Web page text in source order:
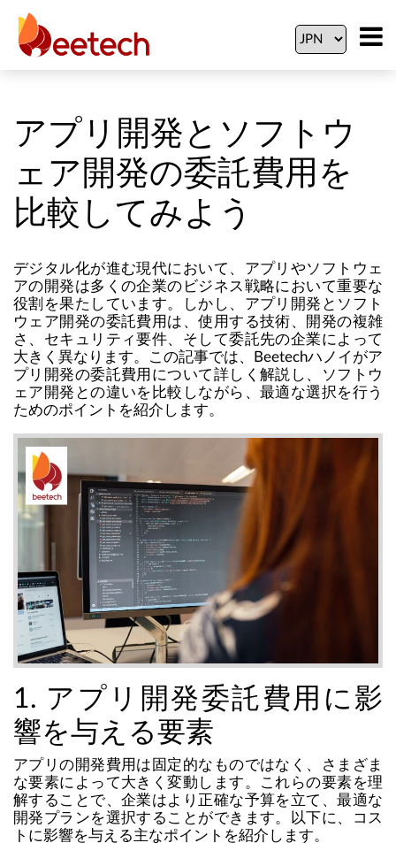
アプリ開発とソフトウ
ェア開発の委託費用を
比較してみよう
デジタル化が進む現代において、アプリやソフトウェ
アの開発は多くの企業のビジネス戦略において重要な
役割を果たしています。しかし、アプリ開発とソフト
ウェア開発の委託費用は、使用する技術、開発の複雑
さ、セキュリティ要件、そして委託先の企業によって
大きく異なります。この記事では、Beetechハノイがア
プリ開発の委託費用について詳しく解説し、ソフトウ
ェア開発との違いを比較しながら、最適な選択を行う
ためのポイントを紹介します。
1. アプリ開発委託費用に影
響を与える要素
アプリの開発費用は固定的なものではなく、さまざま
な要素によって大きく変動します。これらの要素を理
解することで、企業はより正確な予算を立て、最適な
開発プランを選択することができます。以下に、コス
トに影響を与える主なポイントを紹介します。